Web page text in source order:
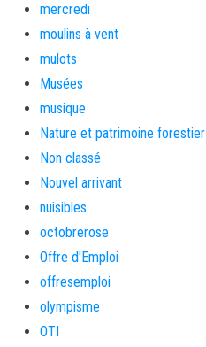
mercredi
moulins à vent
mulots
Musées
musique
Nature et patrimoine forestier
Non classé
Nouvel arrivant
nuisibles
octobrerose
Offre d'Emploi
offresemploi
olympisme
OTI